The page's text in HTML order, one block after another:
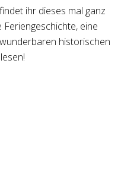
ihr dieses mal ganz
eine
historischen